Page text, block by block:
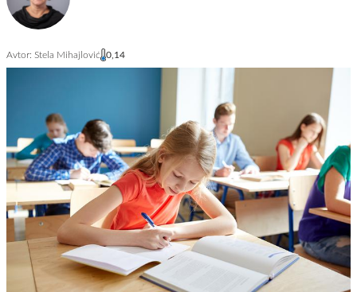
Avtor: Stela Mihajlović 0,14